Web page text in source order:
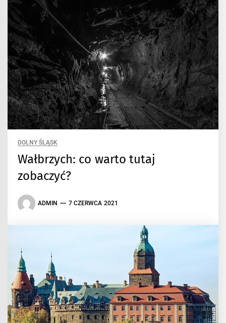
DOLNY ŚLĄSK
Wałbrzych: co warto tutaj
zobaczyć?
ADMIN 7 CZERWCA 2021